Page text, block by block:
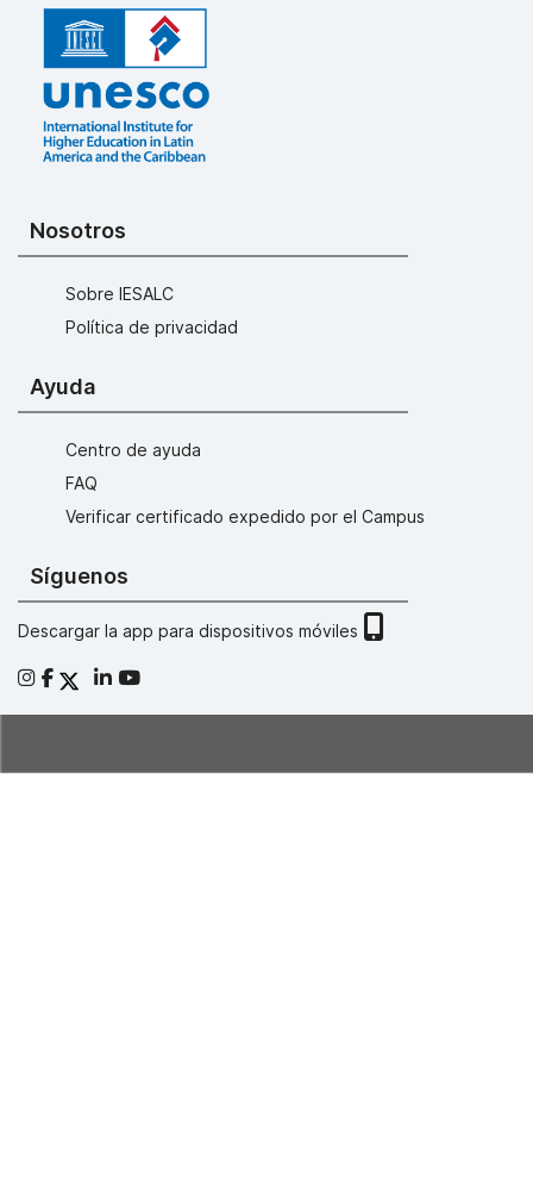
Nosotros
Sobre IESALC
Política de privacidad
Ayuda
Centro de ayuda
FAQ
Verificar certificado expedido por el Campus
Síguenos
Descargar la app para dispositivos móviles